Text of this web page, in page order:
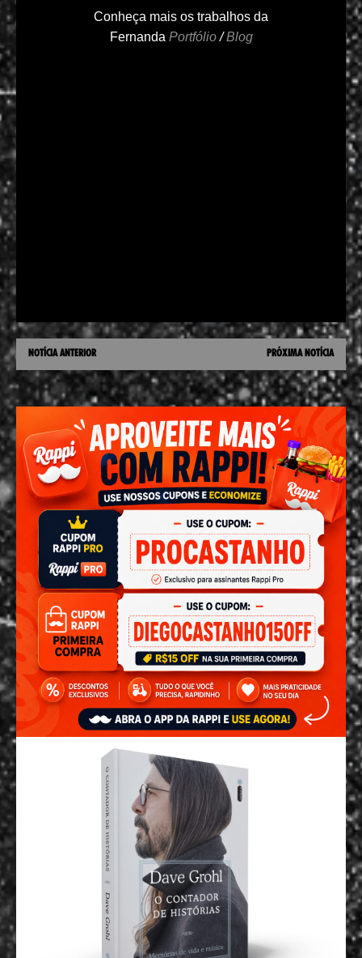
Conheça mais os trabalhos da
Fernanda Portfólio/Blog
NOTÍCIA ANTERIOR PRÓXIMA NOTÍCIA